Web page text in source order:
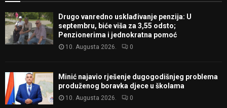
Drugo vanredno usklađivanje penzija: U
septembru, biće viša za 3,55 odsto;
Penzionerima i jednokratna pomoć
10. Augusta 2026. 0
Minić najavio rješenje dugogodišnjeg problema
produženog boravka djece u školama
10. Augusta 2026. 0